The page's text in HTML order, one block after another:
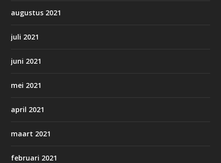
augustus 2021
juli 2021
juni 2021
mei 2021
april 2021
maart 2021
februari 2021